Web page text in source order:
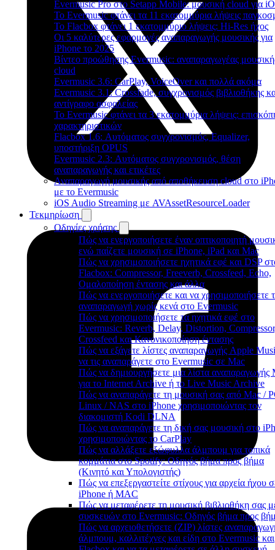
Evermusic Pro στο Setapp Mobile: μουσική cloud για
Το Evermusic φτάνει τα 11 εκατομμύρια λήψεις
Το Flacbox φτάνει 1 εκατομμύριο λήψεις: Hi-Res ήχος
Οι 5 καλύτερες εφαρμογές αναπαραγωγής μουσικής για
iPhone το 2025
Βίντεο προώθησης Evermusic: αναπαραγωγέας
cloud
Evermusic 3.6: CarPlay, VoiceOver και πολλά ακόμα
Evermusic 3.1: Crossfade, συγχρονισμός βιβλιοθήκης
αντίγραφο ασφαλείας
Το Evermusic φτάνει τα 3 εκατομμύρια λήψεις:
χαρακτηριστικών
Flacbox 1.6: Αυτόματος συγχρονισμός, Equalizer,
υποστήριξη OPUS
Evermusic 2.3: Αυτόματος συγχρονισμός, θέση
αναπαραγωγής και ετικέτες
Αναπαραγωγή μουσικής από αποθήκευση cloud στο
με το Evermusic
iOS Audio Streaming με AVAssetResourceLoader
Τεκμηρίωση
Οδηγίες χρήσης
Πώς να ενεργοποιήσετε έναν οπτικοποιητή
ενώ παίζετε μουσική σε iPhone, iPad και Mac
Πώς να χρησιμοποιήσετε ηχητικά εφέ και DSP
Flacbox: Compressor, Freeverb, Crossfeed, Echo,
Ομαλοποίηση έντασης και άλλα
Πώς να ενεργοποιήσετε και να χρησιμοποιήσετε
αναπαραγωγή χωρίς κενά στο Evermusic
Πώς να χρησιμοποιήσετε τα ηχητικά εφέ στο
Evermusic: Reverb, Delay, Distortion,
Crossfeed και Κανονικοποίηση έντασης
Πώς να εξάγετε λίστες αναπαραγωγής Apple
να τις αναπαράγετε στο Evermusic σε Mac
Πώς να δημιουργήσετε μια λίστα αναπαραγωγής
για το Internet Archive ή το Live Music Archive
Πώς να αναπαράγετε τη μουσική σας από Mac /
Linux / NAS στο iPhone χρησιμοποιώντας τον
διακομιστή Kodi DLNA
Πώς να αναπαράγετε τη δική σας μουσική στο
χρησιμοποιώντας το CarPlay
Πώς να αλλάξετε εξώφυλλα άλμπουμ για τοπικά
κομμάτια στο Spotify: Οδηγός βήμα προς βήμα
(Κινητό και Υπολογιστής)
Πώς να επεξεργαστείτε στίχους για αρχεία ήχου
iPhone ή MAC
Πώς να μεταφέρετε τη μουσική βιβλιοθήκη σας
συσκευών στο Evermusic: Οδηγός βήμα προς
Πώς να αρχειοθετήσετε (ZIP) λίστες
άλμπουμ, καλλιτέχνες και είδη στο Evermusic και